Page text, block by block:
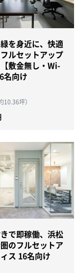
を身近に、快適
ルセットアップ
敷金無し・Wi-
名向け
10.36坪）
で即稼働、浜松
のフルセットア
ス 16名向け